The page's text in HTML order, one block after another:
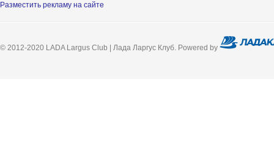
Разместить рекламу на сайте
© 2012-2020 LADA Largus Club | Лада Ларгус Клуб. Powered by